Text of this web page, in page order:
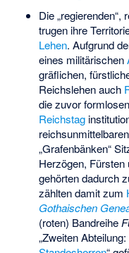
Die
trugen ihre
Lehen. Aufgrund
eines militärischen
gräflichen,
Reichslehen auch
die zuvor formlosen
Reichstag
„Grafenbänken“
Herzögen,
gehörten dadurch
zählten damit zum
Gothaischen
(roten) Bandreihe
„Zweiten